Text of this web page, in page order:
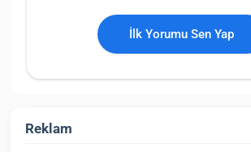
İlk Yorumu Sen Yap
Reklam